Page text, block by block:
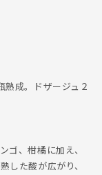
成。ドザージュ２
ゴ、柑橘に加え、
した酸が広がり、